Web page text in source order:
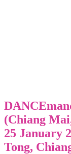
(Chiang
25 January
Tong,